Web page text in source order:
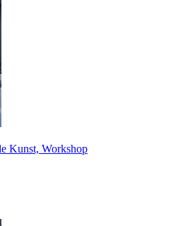
Kunst, Workshop